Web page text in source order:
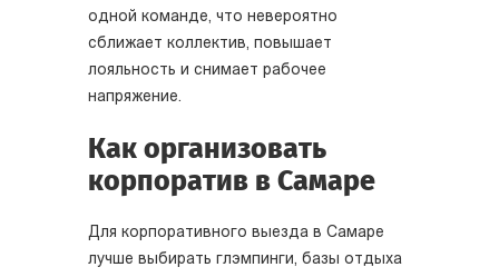
одной команде, что невероятно
сближает коллектив, повышает
лояльность и снимает рабочее
напряжение.
Как организовать
корпоратив в Самаре
Для корпоративного выезда в Самаре
лучше выбирать глэмпинги, базы отдыха